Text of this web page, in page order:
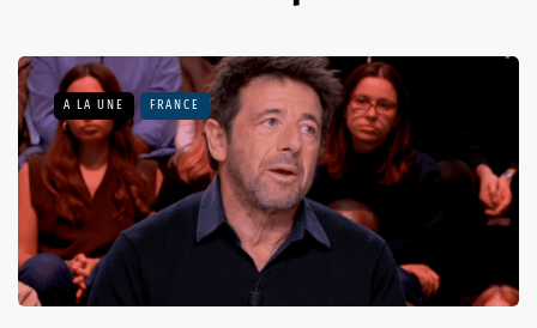
A LA UNE FRANCE